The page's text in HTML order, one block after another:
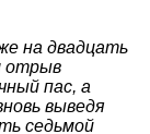
на двадцать
отрыв
пас, а
выведя
седьмой